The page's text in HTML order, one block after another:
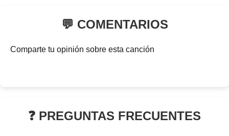
💬 COMENTARIOS
Comparte tu opinión sobre esta canción
❓ PREGUNTAS FRECUENTES